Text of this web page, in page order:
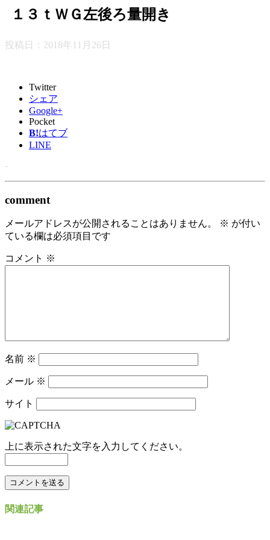
１３ｔＷＧ左後ろ量開き
投稿日： 2018年11月26日
Twitter
シェア
Google+
Pocket
B!はてブ
LINE
-
comment
メールアドレスが公開されることはありません。 ※ が付い
ている欄は必須項目です
コメント ※
名前 ※
メール ※
サイト
上に表示された文字を入力してください。
関連記事